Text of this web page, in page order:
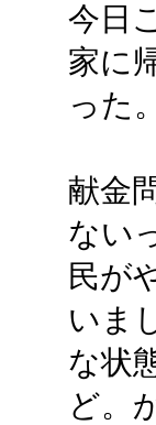
今日
家に
った。
献金
ない
民が
いま
な状
ど。